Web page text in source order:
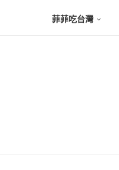
菲菲吃台灣